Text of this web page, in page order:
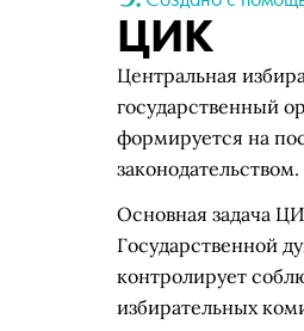
ЦИК
Центральная
государственный
формируется на
законодательством.
Основная задача
Государственной
контролирует
избирательных